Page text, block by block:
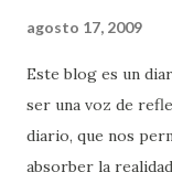
agosto 17, 2009
Este blog es un
ser una voz de
diario, que nos
absorber la